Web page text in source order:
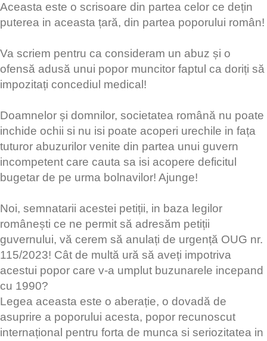
Aceasta este o scrisoare din partea celor ce dețin
puterea in aceasta țară, din partea poporului român!
Va scriem pentru ca consideram un abuz și o
ofensă adusă unui popor muncitor faptul ca doriți să
impozitați concediul medical!
Doamnelor și domnilor, societatea română nu poate
inchide ochii si nu isi poate acoperi urechile in fața
tuturor abuzurilor venite din partea unui guvern
incompetent care cauta sa isi acopere deficitul
bugetar de pe urma bolnavilor! Ajunge!
Noi, semnatarii acestei petiții, in baza legilor
românești ce ne permit să adresăm petiții
guvernului, vă cerem să anulați de urgență OUG nr.
115/2023! Cât de multă ură să aveți impotriva
acestui popor care v-a umplut buzunarele incepand
cu 1990?
Legea aceasta este o aberație, o dovadă de
asuprire a poporului acesta, popor recunoscut
internațional pentru forta de munca si seriozitatea in